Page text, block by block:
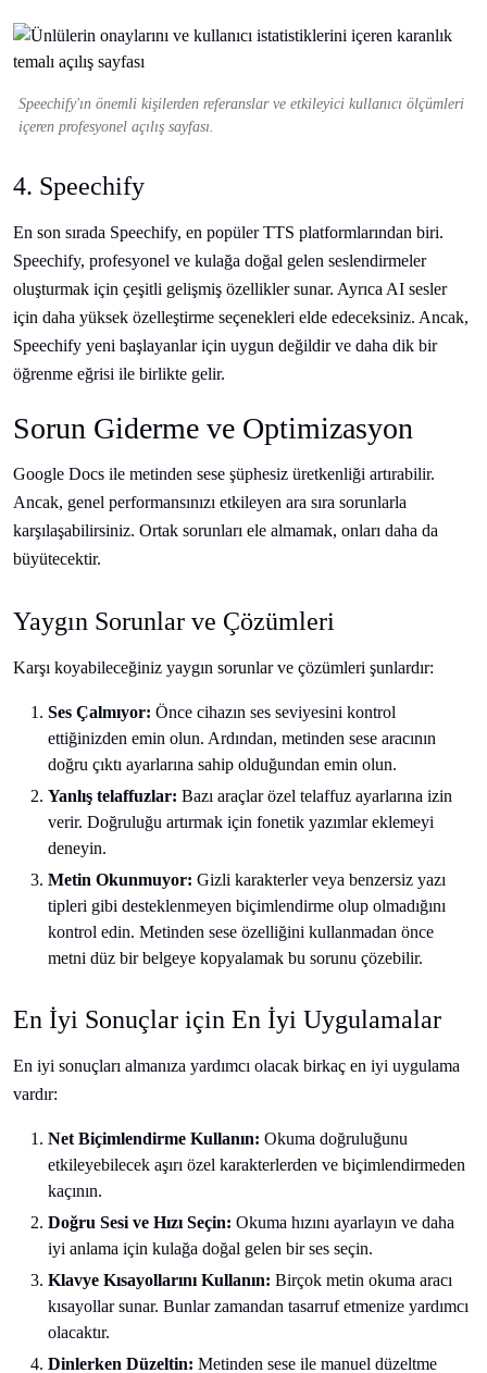
Speechify'ın önemli kişilerden referanslar ve etkileyici kullanıcı ölçümleri
içeren profesyonel açılış sayfası.
4. Speechify
En son sırada Speechify, en popüler TTS platformlarından biri.
Speechify, profesyonel ve kulağa doğal gelen seslendirmeler
oluşturmak için çeşitli gelişmiş özellikler sunar. Ayrıca AI sesler
için daha yüksek özelleştirme seçenekleri elde edeceksiniz. Ancak,
Speechify yeni başlayanlar için uygun değildir ve daha dik bir
öğrenme eğrisi ile birlikte gelir.
Sorun Giderme ve Optimizasyon
Google Docs ile metinden sese şüphesiz üretkenliği artırabilir.
Ancak, genel performansınızı etkileyen ara sıra sorunlarla
karşılaşabilirsiniz. Ortak sorunları ele almamak, onları daha da
büyütecektir.
Yaygın Sorunlar ve Çözümleri
Karşı koyabileceğiniz yaygın sorunlar ve çözümleri şunlardır:
Ses Çalmıyor: Önce cihazın ses seviyesini kontrol
ettiğinizden emin olun. Ardından, metinden sese aracının
doğru çıktı ayarlarına sahip olduğundan emin olun.
Yanlış telaffuzlar: Bazı araçlar özel telaffuz ayarlarına izin
verir. Doğruluğu artırmak için fonetik yazımlar eklemeyi
deneyin.
Metin Okunmuyor: Gizli karakterler veya benzersiz yazı
tipleri gibi desteklenmeyen biçimlendirme olup olmadığını
kontrol edin. Metinden sese özelliğini kullanmadan önce
metni düz bir belgeye kopyalamak bu sorunu çözebilir.
En İyi Sonuçlar için En İyi Uygulamalar
En iyi sonuçları almanıza yardımcı olacak birkaç en iyi uygulama
vardır:
Net Biçimlendirme Kullanın: Okuma doğruluğunu
etkileyebilecek aşırı özel karakterlerden ve biçimlendirmeden
kaçının.
Doğru Sesi ve Hızı Seçin: Okuma hızını ayarlayın ve daha
iyi anlama için kulağa doğal gelen bir ses seçin.
Klavye Kısayollarını Kullanın: Birçok metin okuma aracı
kısayollar sunar. Bunlar zamandan tasarruf etmenize yardımcı
olacaktır.
Dinlerken Düzeltin: Metinden sese ile manuel düzeltme